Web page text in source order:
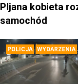
PIjana kobieta
samochód
POLICJA WYDARZENIA